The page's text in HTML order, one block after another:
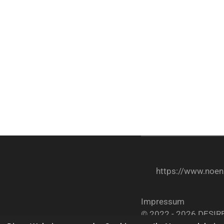
https://
Impressum
© 2022 - 2026